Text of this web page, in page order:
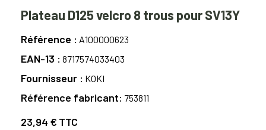
Plateau D125 velcro 8 trous pour SV13Y
Référence A100000623
EAN-13 8717574033403
Fournisseur KOKI
Référence fabricant 753811
23,94 € TTC